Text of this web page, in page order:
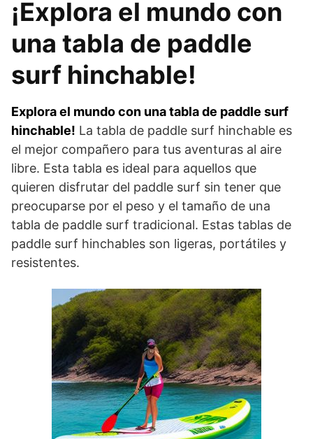
¡Explora el mundo con
una tabla de paddle
surf hinchable!
Explora el mundo con una tabla de paddle surf
hinchable! La tabla de paddle surf hinchable es
el mejor compañero para tus aventuras al aire
libre. Esta tabla es ideal para aquellos que
quieren disfrutar del paddle surf sin tener que
preocuparse por el peso y el tamaño de una
tabla de paddle surf tradicional. Estas tablas de
paddle surf hinchables son ligeras, portátiles y
resistentes.